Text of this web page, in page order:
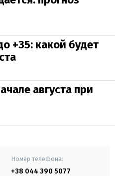
+35: какой будет
августа при
Номер телефона:
+38 044 390 5077